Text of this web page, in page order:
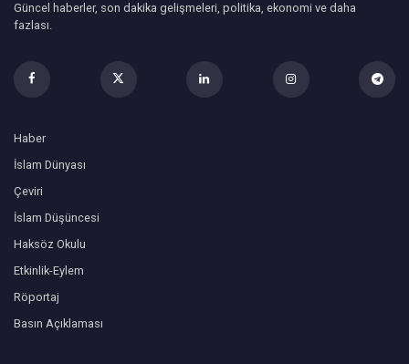
Güncel haberler, son dakika gelişmeleri, politika, ekonomi ve daha
fazlası.
Haber
İslam Dünyası
Çeviri
İslam Düşüncesi
Haksöz Okulu
Etkinlik-Eylem
Röportaj
Basın Açıklaması